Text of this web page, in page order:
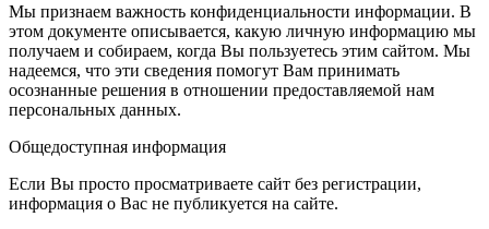
Мы признаем важность конфиденциальности информации. В
этом документе описывается, какую личную информацию мы
получаем и собираем, когда Вы пользуетесь этим сайтом. Мы
надеемся, что эти сведения помогут Вам принимать
осознанные решения в отношении предоставляемой нам
персональных данных.
Общедоступная информация
Если Вы просто просматриваете сайт без регистрации,
информация о Вас не публикуется на сайте.